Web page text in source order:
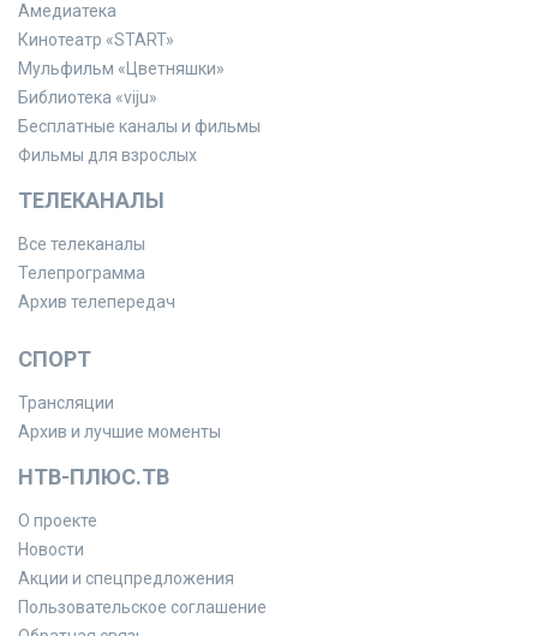
Амедиатека
Кинотеатр «START»
Мульфильм «Цветняшки»
Библиотека «viju»
Бесплатные каналы и фильмы
Фильмы для взрослых
ТЕЛЕКАНАЛЫ
Все телеканалы
Телепрограмма
Архив телепередач
СПОРТ
Трансляции
Архив и лучшие моменты
НТВ-ПЛЮС.ТВ
О проекте
Новости
Акции и спецпредложения
Пользовательское соглашение